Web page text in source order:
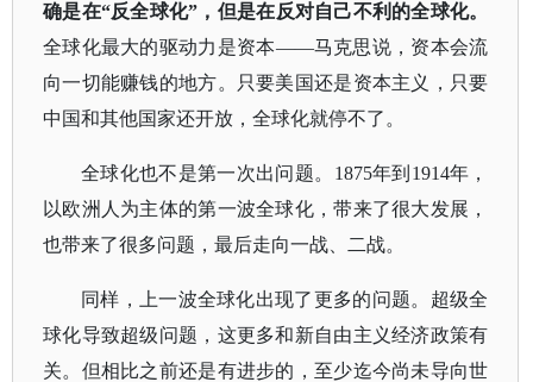
确是在“反全球化”，但是在反对自己不利的全球化。
全球化最大的驱动力是资本——马克思说，资本会流
向一切能赚钱的地方。只要美国还是资本主义，只要
中国和其他国家还开放，全球化就停不了。
全球化也不是第一次出问题。 1875年到1914年，
以欧洲人为主体的第一波全球化，带来了很大发展，
也带来了很多问题，最后走向一战、二战。
同样，上一波全球化出现了更多的问题。超级全
球化导致超级问题，这更多和新自由主义经济政策有
关。但相比之前还是有进步的，至少迄今尚未导向世